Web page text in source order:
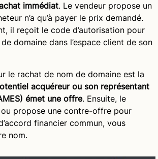
immédiat. Le vendeur propose un
n’a qu’à payer le prix demandé.
il reçoit le code d’autorisation pour
domaine dans l’espace client de son
le rachat de nom de domaine est la
acquéreur ou son représentant
émet une offre. Ensuite, le
propose une contre-offre pour
financier commun, vous
nom.